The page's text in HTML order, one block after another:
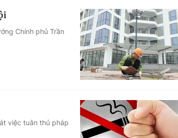
Chính phủ Trần
việc tuân thủ pháp